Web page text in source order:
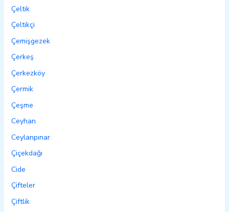
Çeltik
Çeltikçi
Çemişgezek
Çerkeş
Çerkezköy
Çermik
Çeşme
Ceyhan
Ceylanpınar
Çiçekdağı
Cide
Çifteler
Çiftlik